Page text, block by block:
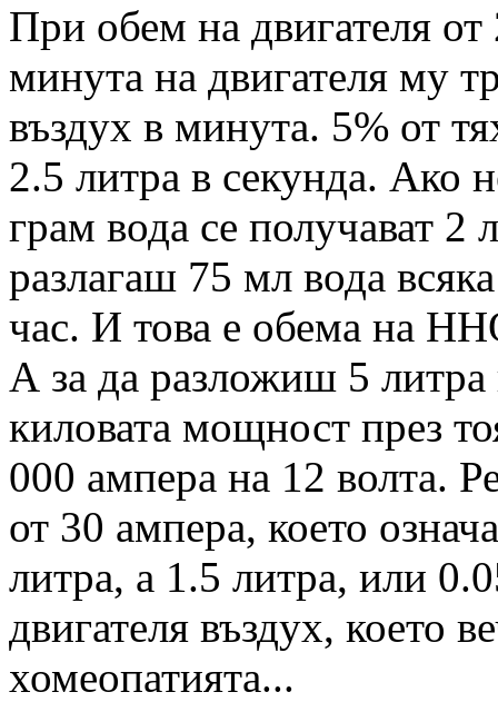
При обем на двигателя
минута на двигателя му
въздух в минута. 5% от
2.5 литра в секунда. Ако
грам вода се получават
разлагаш 75 мл вода
час. И това е обема на
А за да разложиш 5 литра
киловата мощност през
000 ампера на 12 волта.
от 30 ампера, което
литра, а 1.5 литра, или
двигателя въздух, което
хомеопатията...